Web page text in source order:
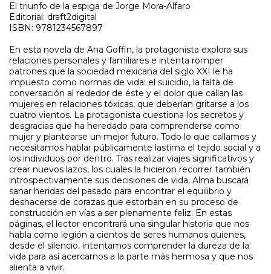
El triunfo de la espiga de Jorge Mora-Alfaro
Editorial: draft2digital
ISBN: 9781234567897
En esta novela de Ana Goffin, la protagonista explora sus
relaciones personales y familiares e intenta romper
patrones que la sociedad mexicana del siglo XXI le ha
impuesto como normas de vida: el suicidio, la falta de
conversación al rededor de éste y el dolor que callan las
mujeres en relaciones tóxicas, que deberían gritarse a los
cuatro vientos. La protagonista cuestiona los secretos y
desgracias que ha heredado para comprenderse como
mujer y plantearse un mejor futuro. Todo lo que callamos y
necesitamos hablar públicamente lastima el tejido social y a
los individuos por dentro. Tras realizar viajes significativos y
crear nuevos lazos, los cuales la hicieron recorrer también
introspectivamente sus decisiones de vida, Alma buscará
sanar heridas del pasado para encontrar el equilibrio y
deshacerse de corazas que estorban en su proceso de
construcción en vías a ser plenamente feliz. En estas
páginas, el lector encontrará una singular historia que nos
habla como legión a cientos de seres humanos quienes,
desde el silencio, intentamos comprender la dureza de la
vida para así acercarnos a la parte más hermosa y que nos
alienta a vivir.